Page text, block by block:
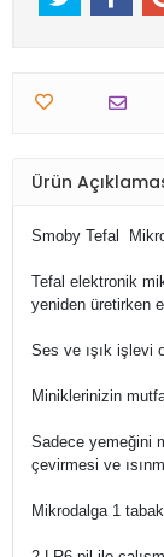
Ürün
Smoby Tefal
Tefal elektronik
yeniden üretirken
Ses ve ışık işlevi
Miniklerinizin
Sadece yemeğini
çevirmesi ve
Mikrodalga 1